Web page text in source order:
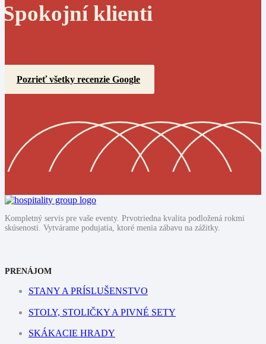
Spokojní klienti
Pozrieť všetky recenzie Google
Kompletný servis pre vaše eventy. Prvotriedna kvalita podložená rokmi
skúsenosti. Vytvárame podujatia, ktoré menia zábavu na zážitky.
PRENÁJOM
STANY A PRÍSLUŠENSTVO
STOLY, STOLIČKY A PIVNÉ SETY
SKÁKACIE HRADY